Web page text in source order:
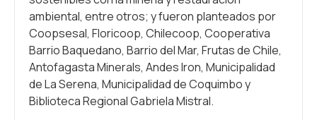
ambiental, entre otros; y fueron planteados por
Coopsesal, Floricoop, Chilecoop, Cooperativa
Barrio Baquedano, Barrio del Mar, Frutas de Chile,
Antofagasta Minerals, Andes Iron, Municipalidad
de La Serena, Municipalidad de Coquimbo y
Biblioteca Regional Gabriela Mistral.